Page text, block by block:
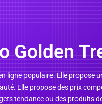
Golden
ligne populaire. Elle
Elle propose des prix
tendance ou des produits